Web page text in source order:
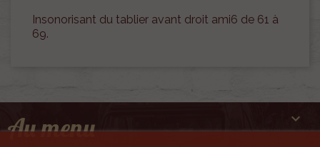
Insonorisant du tablier avant droit ami6 de 61 à
69.
Au menu 